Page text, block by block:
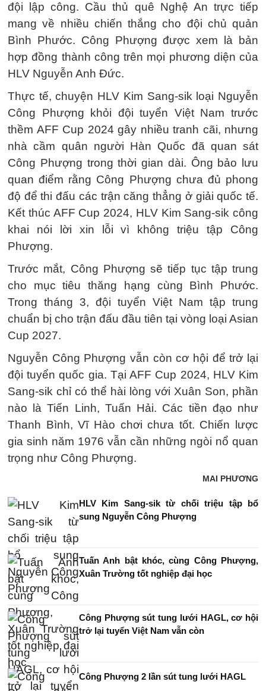
đội lập công. Cầu thủ quê Nghệ An trực tiếp
mang về nhiều chiến thắng cho đội chủ quản
Bình Phước. Công Phượng được xem là bản
hợp đồng thành công trên mọi phương diện của
HLV Nguyễn Anh Đức.
Thực tế, chuyện HLV Kim Sang-sik loại Nguyễn
Công Phượng khỏi đội tuyển Việt Nam trước
thềm AFF Cup 2024 gây nhiều tranh cãi, nhưng
nhà cầm quân người Hàn Quốc đã quan sát
Công Phượng trong thời gian dài. Ông bảo lưu
quan điểm rằng Công Phượng chưa đủ phong
độ để thi đấu các trận căng thẳng ở giải quốc tế.
Kết thúc AFF Cup 2024, HLV Kim Sang-sik công
khai nói lời xin lỗi vì không triệu tập Công
Phượng.
Trước mắt, Công Phượng sẽ tiếp tục tập trung
cho mục tiêu thăng hạng cùng Bình Phước.
Trong tháng 3, đội tuyển Việt Nam tập trung
chuẩn bị cho trận đấu đầu tiên tại vòng loại Asian
Cup 2027.
Nguyễn Công Phượng vẫn còn cơ hội để trở lại
đội tuyển quốc gia. Tại AFF Cup 2024, HLV Kim
Sang-sik chỉ có thể hài lòng với Xuân Son, phần
nào là Tiến Linh, Tuấn Hải. Các tiền đạo như
Thanh Bình, Vĩ Hào chơi chưa tốt. Chiến lược
gia sinh năm 1976 vẫn cần những ngòi nổ quan
trọng như Công Phượng.
MAI PHƯƠNG
HLV Kim Sang-sik từ chối triệu tập bổ
sung Nguyễn Công Phượng
Tuấn Anh bật khóc, cùng Công Phượng,
Xuân Trường tốt nghiệp đại học
Công Phượng sút tung lưới HAGL, cơ hội
trở lại tuyển Việt Nam vẫn còn
Công Phượng 2 lần sút tung lưới HAGL